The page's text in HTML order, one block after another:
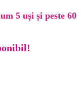
5 uși și peste 60